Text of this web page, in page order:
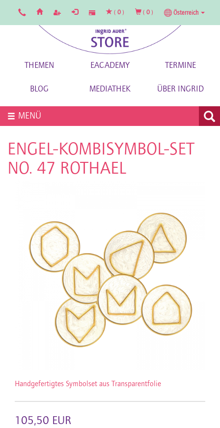
( 0 ) ( 0 ) Österreich
THEMEN EACADEMY TERMINE
BLOG MEDIATHEK ÜBER INGRID
MENÜ
ENGEL-KOMBISYMBOL-SET
NO. 47 ROTHAEL
Handgefertigtes Symbolset aus Transparentfolie
105,50 EUR